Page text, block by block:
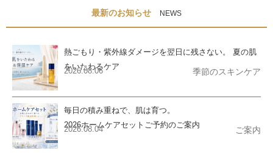
最新のお知らせ NEWS
熱ごもり・紫外線ダメージを翌日に残さない。 夏の肌
をいたわるケア
2026.08.06 季節のスキンケア
毎日の積み重ねで、肌は育つ。
2026ホームケアセットご予約のご案内
2026.08.04 ご案内